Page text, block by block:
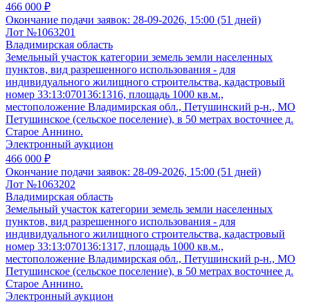
466 000 ₽
Окончание подачи заявок: 28-09-2026, 15:00 (51 дней)
Лот №1063201
Владимирская область
Земельный участок категории земель земли населенных
пунктов, вид разрешенного использования - для
индивидуального жилищного строительства, кадастровый
номер 33:13:070136:1316, площадь 1000 кв.м.,
местоположение Владимирская обл., Петушинский р-н., МО
Петушинское (сельское поселение), в 50 метрах восточнее д.
Старое Аннино.
Электронный аукцион
466 000 ₽
Окончание подачи заявок: 28-09-2026, 15:00 (51 дней)
Лот №1063202
Владимирская область
Земельный участок категории земель земли населенных
пунктов, вид разрешенного использования - для
индивидуального жилищного строительства, кадастровый
номер 33:13:070136:1317, площадь 1000 кв.м.,
местоположение Владимирская обл., Петушинский р-н., МО
Петушинское (сельское поселение), в 50 метрах восточнее д.
Старое Аннино.
Электронный аукцион